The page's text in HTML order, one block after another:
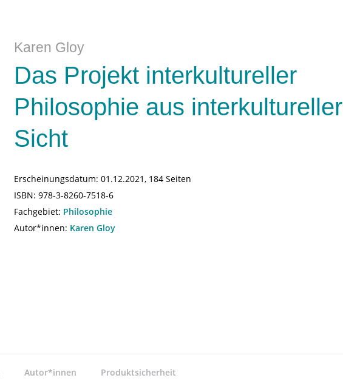
Karen Gloy
Das Projekt interkultureller
Philosophie aus interkultureller
Sicht
Erscheinungsdatum: 01.12.2021, 184 Seiten
ISBN: 978-3-8260-7518-6
Fachgebiet: Philosophie
Autor*innen: Karen Gloy
Autor*innen Produktsicherheit